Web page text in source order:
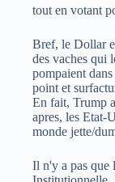
tout en votant
Bref, le Dollar
des vaches qui
pompaient
point et
En fait, Trump
apres, les
monde jette/
Il n'y a pas que